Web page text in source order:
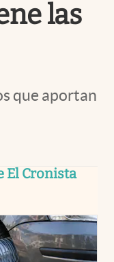
las
que aportan
El Cronista